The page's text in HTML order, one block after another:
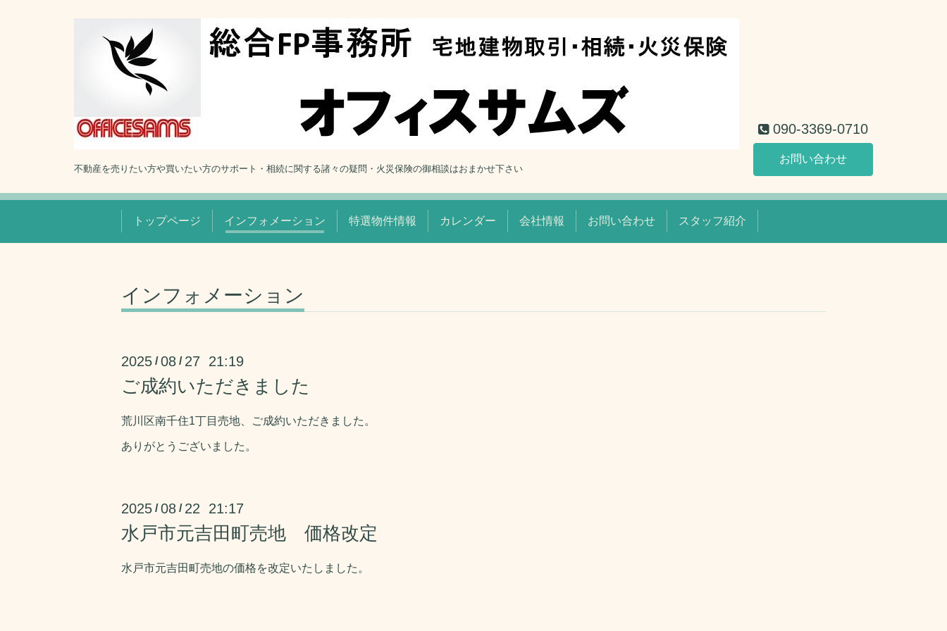
不動産を売りたい方や買いたい方のサポート・相続に関する諸々の疑問・火災保険の御相談はおまかせ下さい
090-3369-0710
お問い合わせ
トップページ インフォメーション 特選物件情報 カレンダー 会社情報 お問い合わせ スタッフ紹介
インフォメーション
2025 /08 / 27 21:19
ご成約いただきました
荒川区南千住1丁目売地、ご成約いただきました。
ありがとうございました。
2025 /08 / 22 21:17
水戸市元吉田町売地 価格改定
水戸市元吉田町売地の価格を改定いたしました。